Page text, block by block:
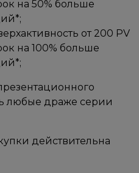
на 50% больше
от 200 PV
на 100% больше
любые драже серии
действительна